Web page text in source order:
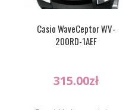
Casio WaveCeptor WV-
200RD-1AEF
315.00zł